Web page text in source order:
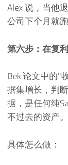
Alex 说，当他
公司下个月就
第六步：在复
Bek 论文中的"
据集增长，判
据，是任何纯
不过去的资产。
具体怎么做：